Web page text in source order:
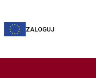
ZALOGUJ